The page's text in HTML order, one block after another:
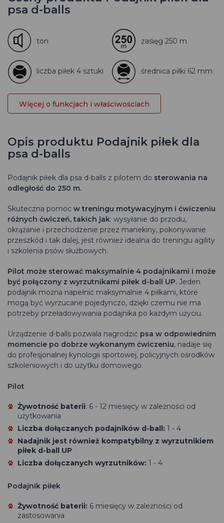
psa d-balls
ton zasięg 250 m
liczba piłek 4 sztuki średnica piłki 62 mm
Więcej o funkcjach i właściwościach
Opis produktu Podajnik piłek dla
psa d-balls
Podajnik piłek dla psa d-balls z pilotem do sterowania na
odległość do 250 m.
Skuteczna pomoc w treningu motywacyjnym i ćwiczeniu
różnych ćwiczeń, takich jak: wysyłanie do przodu,
okrążanie i przechodzenie przez manekiny, pokonywanie
przeszkód i tak dalej, jest również idealna do treningu agility
i szkolenia psów służbowych.
Pilot może sterować maksymalnie 4 podajnikami i może
być połączony z wyrzutnikami piłek d-ball UP. Jeden
podajnik można napełnić maksymalnie 4 piłkami, które
mogą być wyrzucane pojedynczo, dzięki czemu nie ma
potrzeby przeładowywania podajnika po każdym użyciu.
Urządzenie d-balls pozwala nagrodzić psa w odpowiednim
momencie po dobrze wykonanym ćwiczeniu, nadaje się
do profesjonalnej kynologii sportowej, policyjnych ośrodków
szkoleniowych i do użytku domowego.
Pilot
Żywotność baterii: 6 - 12 miesięcy w zależności od
użytkowania
Liczba dołączanych podajników d-ball: 1 - 4
Nadajnik jest również kompatybilny z wyrzutnikiem
piłek d-ball UP
Liczba dołączanych wyrzutników: 1 - 4
Podajnik piłek
Żywotność baterii: 6 miesięcy w zależności od
zastosowania